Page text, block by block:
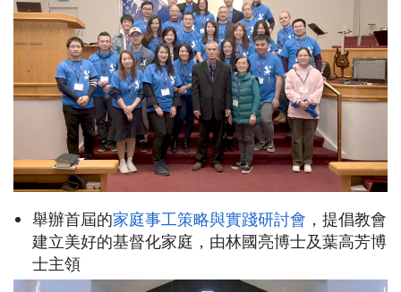
舉辦首屆的家庭事工策略與實踐研討會 ，提倡教會
建立美好的基督化家庭，由林國亮博士及葉高芳博
士主領